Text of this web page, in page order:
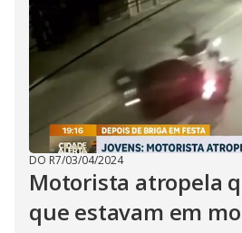
DO R7/03/04/2024
Motorista atropela
que estavam em